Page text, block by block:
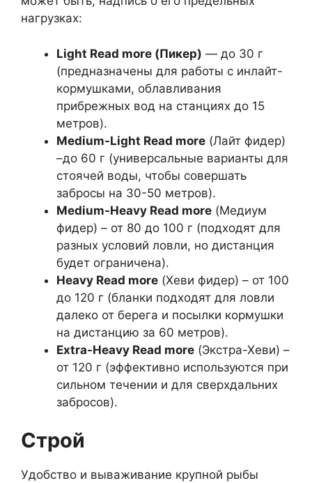
нагрузках:
Light Read more (Пикер) — до 30 г
(предназначены для работы с инлайт-
кормушками, облавливания
прибрежных вод на станциях до 15
метров).
Medium-Light Read more (Лайт фидер)
–до 60 г (универсальные варианты для
стоячей воды, чтобы совершать
забросы на 30-50 метров).
Medium-Heavy Read more (Медиум
фидер) – от 80 до 100 г (подходят для
разных условий ловли, но дистанция
будет ограничена).
Heavy Read more (Хеви фидер) – от 100
до 120 г (бланки подходят для ловли
далеко от берега и посылки кормушки
на дистанцию за 60 метров).
Extra-Heavy Read more (Экстра-Хеви) –
от 120 г (эффективно используются при
сильном течении и для сверхдальних
забросов).
Строй
Удобство и вываживание крупной рыбы